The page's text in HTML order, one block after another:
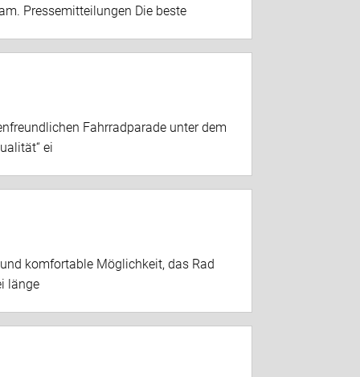
Pressemitteilungen Die beste
Fahrradparade unter dem
ei
komfortable Möglichkeit, das Rad
länge